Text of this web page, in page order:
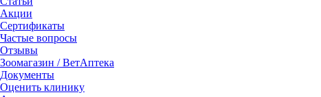
Акции
Сертификаты
Частые вопросы
Отзывы
Зоомагазин / ВетАптека
Документы
Оценить клинику